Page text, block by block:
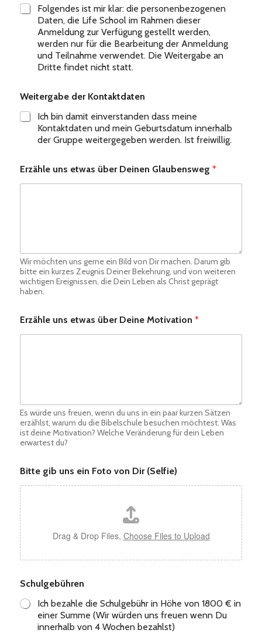
Folgendes ist mir klar: die personenbezogenen
Daten, die Life School im Rahmen dieser
Anmeldung zur Verfügung gestellt werden,
werden nur für die Bearbeitung der Anmeldung
und Teilnahme verwendet. Die Weitergabe an
Dritte findet nicht statt.
Weitergabe der Kontaktdaten
Ich bin damit einverstanden dass meine
Kontaktdaten und mein Geburtsdatum innerhalb
der Gruppe weitergegeben werden. Ist freiwillig.
Erzähle uns etwas über Deinen Glaubensweg *
Wir möchten uns gerne ein Bild von Dir machen. Darum gib
bitte ein kurzes Zeugnis Deiner Bekehrung, und von weiteren
wichtigen Ereignissen, die Dein Leben als Christ geprägt
haben.
Erzähle uns etwas über Deine Motivation *
Es würde uns freuen, wenn du uns in ein paar kurzen Sätzen
erzählst, warum du die Bibelschule besuchen möchtest. Was
ist deine Motivation? Welche Veränderung für dein Leben
erwartest du?
Bitte gib uns ein Foto von Dir (Selfie)
Drag & Drop Files, Choose Files to Upload
Schulgebühren
Ich bezahle die Schulgebühr in Höhe von 1800 € in
einer Summe (Wir würden uns freuen wenn Du
innerhalb von 4 Wochen bezahlst)